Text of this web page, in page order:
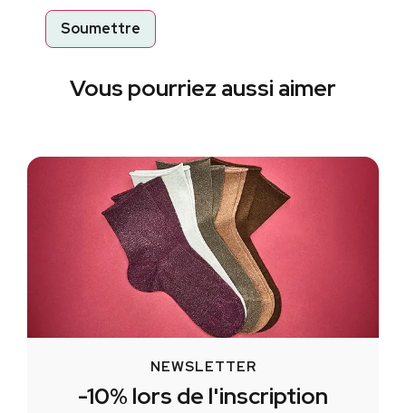
Vous pourriez aussi aimer
NEWSLETTER
-10% lors de l'inscription